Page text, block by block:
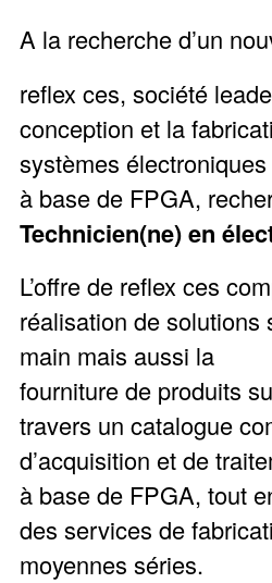
A la recherche d’un
reflex ces, société
conception et la
systèmes
à base de FPGA,
Technicien(ne) en
L’offre de reflex ces
réalisation de solutions
main mais aussi la
fourniture de produits
travers un catalogue
d’acquisition et de
à base de FPGA, tout
des services de
moyennes séries.